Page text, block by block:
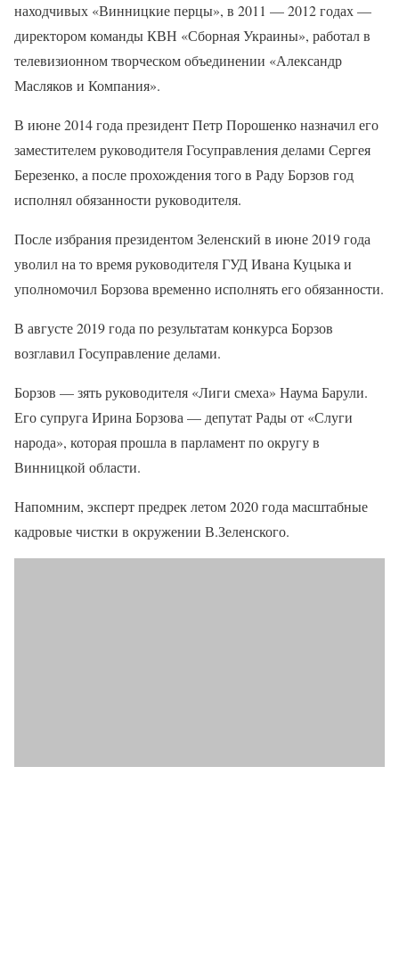
находчивых «Винницкие перцы», в 2011 — 2012 годах —
директором команды КВН «Сборная Украины», работал в
телевизионном творческом объединении «Александр
Масляков и Компания».
В июне 2014 года президент Петр Порошенко назначил его
заместителем руководителя Госуправления делами Сергея
Березенко, а после прохождения того в Раду Борзов год
исполнял обязанности руководителя.
После избрания президентом Зеленский в июне 2019 года
уволил на то время руководителя ГУД Ивана Куцыка и
уполномочил Борзова временно исполнять его обязанности.
В августе 2019 года по результатам конкурса Борзов
возглавил Госуправление делами.
Борзов — зять руководителя «Лиги смеха» Наума Барули.
Его супруга Ирина Борзова — депутат Рады от «Слуги
народа», которая прошла в парламент по округу в
Винницкой области.
Напомним, эксперт предрек летом 2020 года масштабные
кадровые чистки в окружении В.Зеленского.